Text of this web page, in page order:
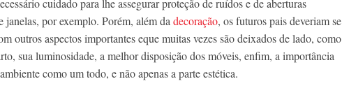
cuidado para lhe assegurar proteção de ruídos e de aberturas
janelas, por exemplo. Porém, além da decoração, os futuros pais deveriam se
outros aspectos importantes eque muitas vezes são deixados de lado, como
sua luminosidade, a melhor disposição dos móveis, enfim, a importância
como um todo, e não apenas a parte estética.